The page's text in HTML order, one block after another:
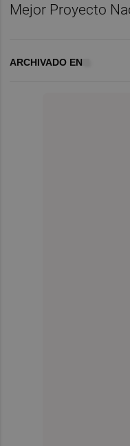
Mejor Proyecto
ARCHIVADO EN